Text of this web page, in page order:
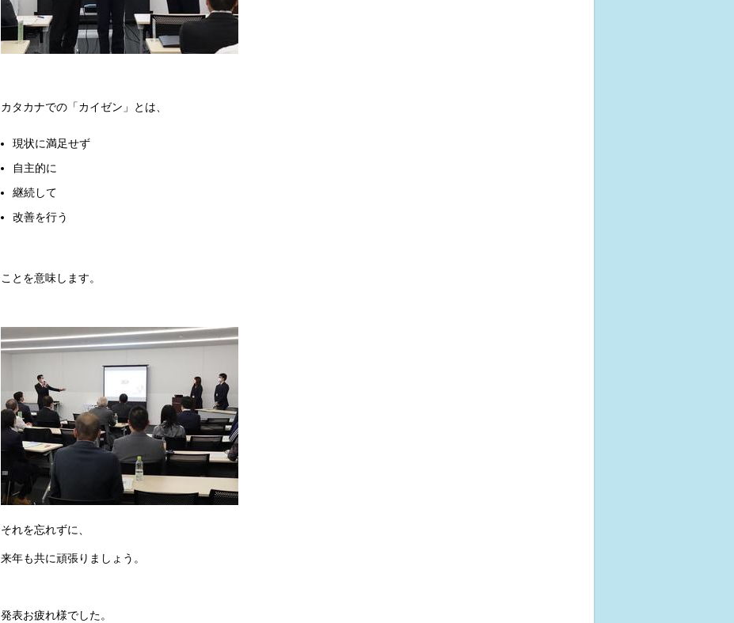
カタカナでの「カイゼン」とは、
現状に満足せず
自主的に
継続して
改善を行う
ことを意味します。
それを忘れずに、
来年も共に頑張りましょう。
発表お疲れ様でした。